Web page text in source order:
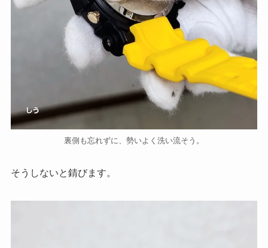
裏側も忘れずに、勢いよく洗い流そう。
そうしないと錆びます。